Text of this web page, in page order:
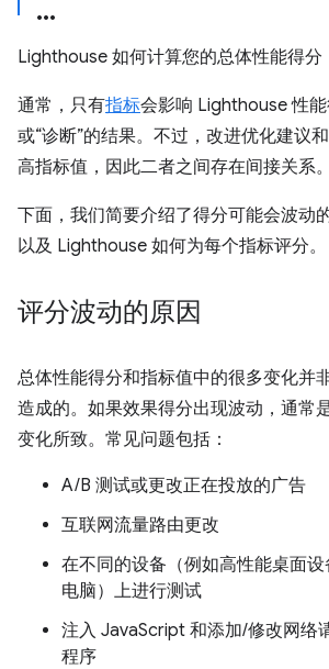
Lighthouse 如何计算您的总体性能得分
通常，只有指标会影响 Lighthouse 性能
或“诊断”的结果。不过，改进优化建议
高指标值，因此二者之间存在间接关系。
下面，我们简要介绍了得分可能会波动
以及 Lighthouse 如何为每个指标评分。
评分波动的原因
总体性能得分和指标值中的很多变化并
造成的。如果效果得分出现波动，通常
变化所致。常见问题包括：
A/B 测试或更改正在投放的广告
互联网流量路由更改
在不同的设备（例如高性能桌面
电脑）上进行测试
注入 JavaScript 和添加/修改网络
程序